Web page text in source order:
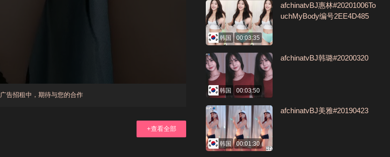
广告招租中，期待与您的合作
+查看全部
韩国 00:03:35
afchinatvBJ惠林#20201006To
uchMyBody编号2EE4D485
韩国 00:03:50
afchinatvBJ韩璐#20200320
韩国 00:01:30
afchinatvBJ美雅#20190423